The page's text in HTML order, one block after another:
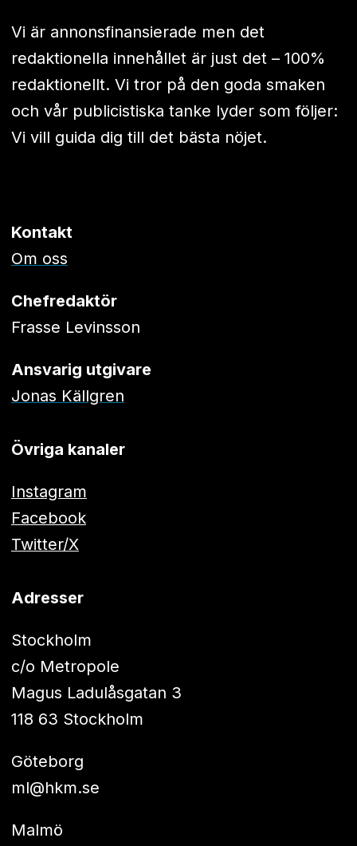
Vi är annonsfinansierade men det
redaktionella innehållet är just det – 100%
redaktionellt. Vi tror på den goda smaken
och vår publicistiska tanke lyder som följer:
Vi vill guida dig till det bästa nöjet.
Kontakt
Om oss
Chefredaktör
Frasse Levinsson
Ansvarig utgivare
Jonas Källgren
Övriga kanaler
Instagram
Facebook
Twitter/X
Adresser
Stockholm
c/o Metropole
Magus Ladulåsgatan 3
118 63 Stockholm
Göteborg
ml@hkm.se
Malmö